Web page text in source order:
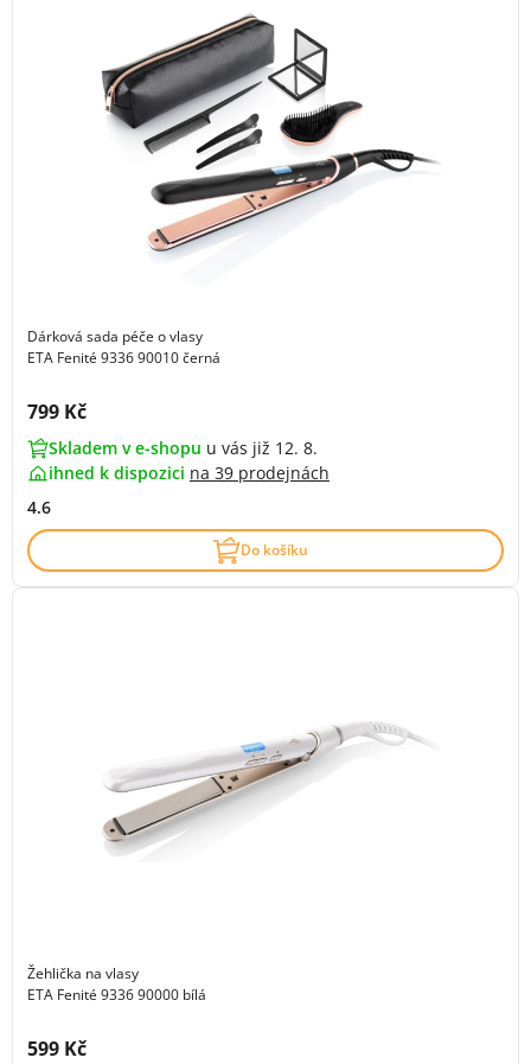
Dárková sada péče o vlasy
ETA Fenité 9336 90010 černá
Cena s DPH:
799 Kč
Skladem v e-shopu u vás již 12. 8.
ihned k dispozici na 39 prodejnách
4.6
Do košíku
Žehlička na vlasy
ETA Fenité 9336 90000 bílá
Cena s DPH:
599 Kč